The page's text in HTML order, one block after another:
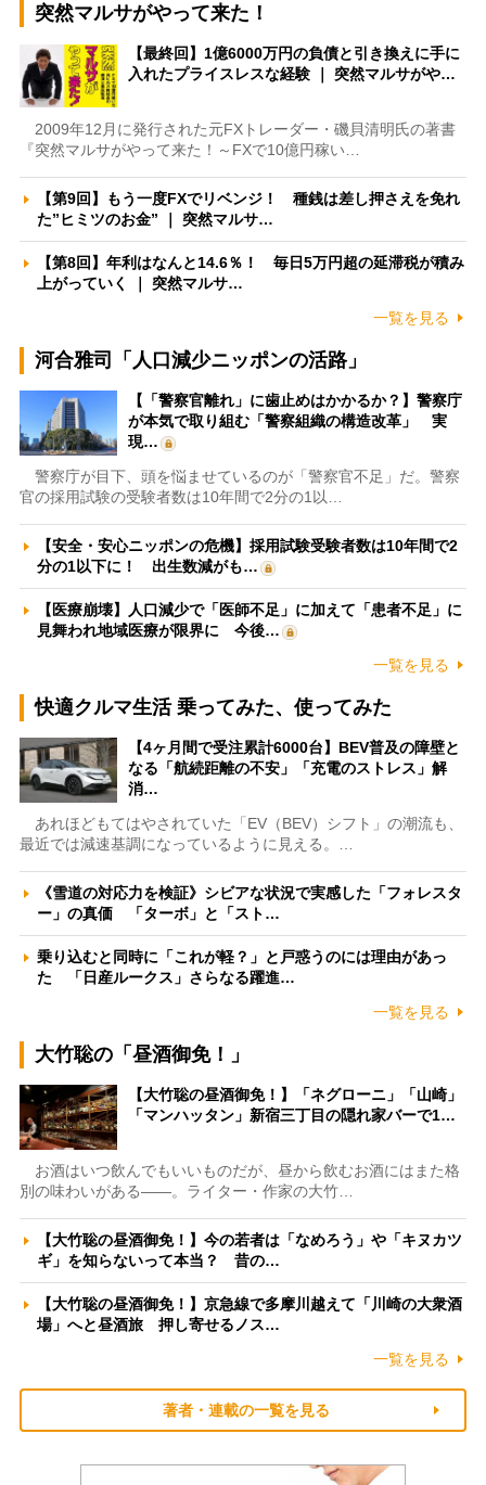
突然マルサがやって来た！
【最終回】1億6000万円の負債と引き換えに手に
入れたプライスレスな経験 ｜ 突然マルサがや…
2009年12月に発行された元FXトレーダー・磯貝清明氏の著書
『突然マルサがやって来た！～FXで10億円稼い…
【第9回】もう一度FXでリベンジ！ 種銭は差し押さえを免れ
た”ヒミツのお金” ｜ 突然マルサ…
【第8回】年利はなんと14.6％！ 毎日5万円超の延滞税が積み
上がっていく ｜ 突然マルサ…
一覧を見る
河合雅司「人口減少ニッポンの活路」
【「警察官離れ」に歯止めはかかるか？】警察庁
が本気で取り組む「警察組織の構造改革」 実
現…
警察庁が目下、頭を悩ませているのが「警察官不足」だ。警察
官の採用試験の受験者数は10年間で2分の1以…
【安全・安心ニッポンの危機】採用試験受験者数は10年間で2
分の1以下に！ 出生数減がも…
【医療崩壊】人口減少で「医師不足」に加えて「患者不足」に
見舞われ地域医療が限界に 今後…
一覧を見る
快適クルマ生活 乗ってみた、使ってみた
【4ヶ月間で受注累計6000台】BEV普及の障壁と
なる「航続距離の不安」「充電のストレス」解
消…
あれほどもてはやされていた「EV（BEV）シフト」の潮流も、
最近では減速基調になっているように見える。…
《雪道の対応力を検証》シビアな状況で実感した「フォレスタ
ー」の真価 「ターボ」と「スト…
乗り込むと同時に「これが軽？」と戸惑うのには理由があっ
た 「日産ルークス」さらなる躍進…
一覧を見る
大竹聡の「昼酒御免！」
【大竹聡の昼酒御免！】「ネグローニ」「山崎」
「マンハッタン」新宿三丁目の隠れ家バーで1…
お酒はいつ飲んでもいいものだが、昼から飲むお酒にはまた格
別の味わいがある――。ライター・作家の大竹…
【大竹聡の昼酒御免！】今の若者は「なめろう」や「キヌカツ
ギ」を知らないって本当？ 昔の…
【大竹聡の昼酒御免！】京急線で多摩川越えて「川崎の大衆酒
場」へと昼酒旅 押し寄せるノス…
一覧を見る
著者・連載の一覧を見る